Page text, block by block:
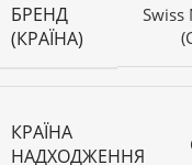
БРЕНД
(КРАЇНА)
Swiss
КРАЇНА
НАДХОДЖЕННЯ